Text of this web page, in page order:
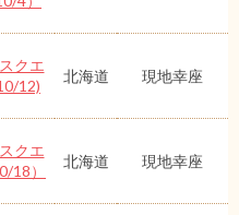
クエ
12)
北海道 現地幸座
クエ
18）
北海道 現地幸座